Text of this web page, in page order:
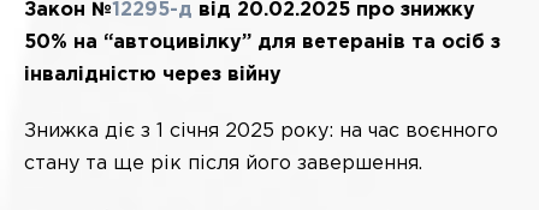
Закон №12295-д від 20.02.2025 про знижку
50% на “автоцивілку” для ветеранів та осіб з
інвалідністю через війну
Знижка діє з 1 січня 2025 року: на час воєнного
стану та ще рік після його завершення.